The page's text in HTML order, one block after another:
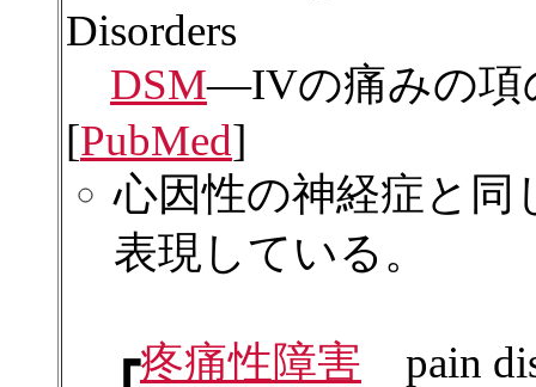
Disorders
DSM—IVの痛みの項
[PubMed]
心因性の神経症と同
表現している。
┏疼痛性障害 pain